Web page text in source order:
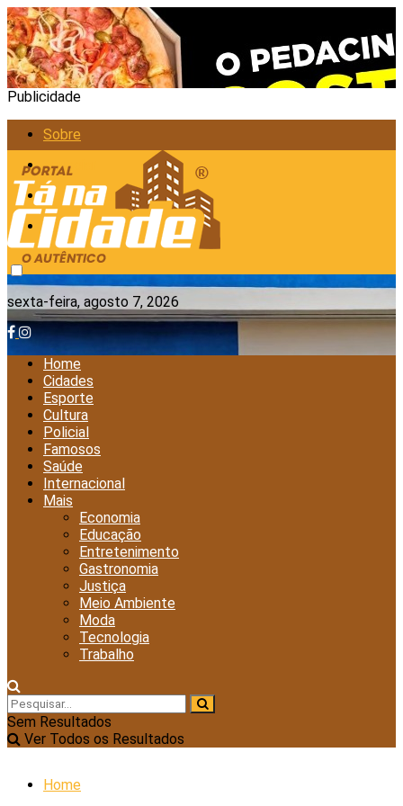
Publicidade
Sobre
Anunciar
Política de Privacidade
Contato
sexta-feira, agosto 7, 2026
Home
Cidades
Esporte
Cultura
Policial
Famosos
Saúde
Internacional
Mais
Economia
Educação
Entretenimento
Gastronomia
Justiça
Meio Ambiente
Moda
Tecnologia
Trabalho
Sem Resultados
Ver Todos os Resultados
Home